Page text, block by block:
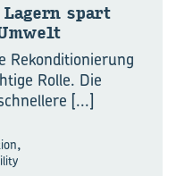
spart
Rekonditionierung
Rolle. Die
[...]
,